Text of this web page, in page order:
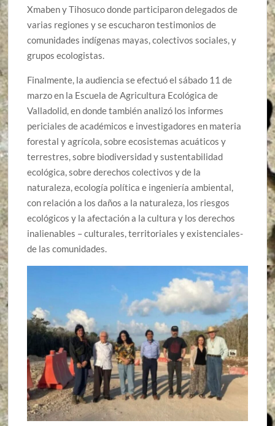
Xmaben y Tihosuco donde participaron delegados de
varias regiones y se escucharon testimonios de
comunidades indígenas mayas, colectivos sociales, y
grupos ecologistas.
Finalmente, la audiencia se efectuó el sábado 11 de
marzo en la Escuela de Agricultura Ecológica de
Valladolid, en donde también analizó los informes
periciales de académicos e investigadores en materia
forestal y agrícola, sobre ecosistemas acuáticos y
terrestres, sobre biodiversidad y sustentabilidad
ecológica, sobre derechos colectivos y de la
naturaleza, ecología política e ingeniería ambiental,
con relación a los daños a la naturaleza, los riesgos
ecológicos y la afectación a la cultura y los derechos
inalienables – culturales, territoriales y existenciales-
de las comunidades.